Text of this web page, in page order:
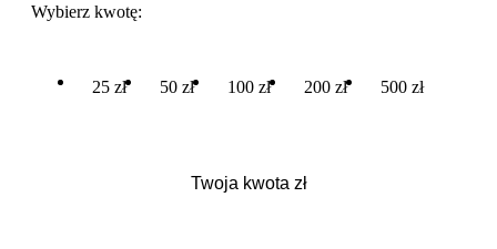
Wybierz kwotę:
25 zł 50 zł 100 zł 200 zł 500 zł